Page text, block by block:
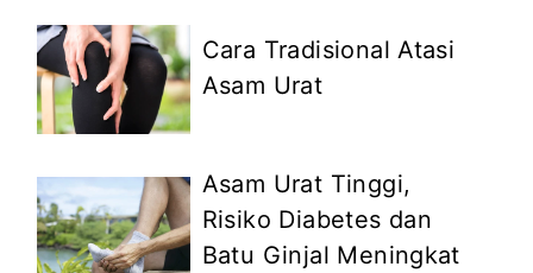
Cara Tradisional Atasi
Asam Urat
Asam Urat Tinggi,
Risiko Diabetes dan
Batu Ginjal Meningkat